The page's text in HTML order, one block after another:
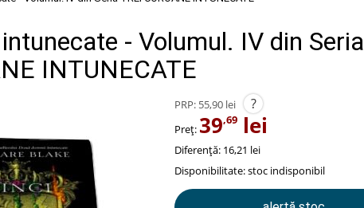
- Volumul. IV din Seria
INTUNECATE
PRP: 55,90 lei ?
Preț: 39,69 lei
Diferență: 16,21 lei
Disponibilitate:stoc indisponibil